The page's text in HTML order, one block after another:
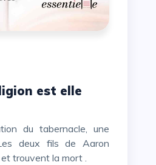
deux fils de Aaron
trouvent la mort .